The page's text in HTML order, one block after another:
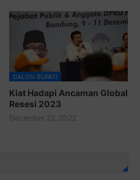
CALON BUPATI
Kiat Hadapi Ancaman Global
Resesi 2023
December 22, 2022